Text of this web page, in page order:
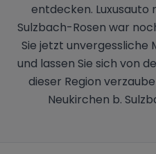
entdecken. Luxusauto
Sulzbach-Rosen war
Sie jetzt unvergessliche
und lassen Sie sich von
dieser Region
Neukirchen b.